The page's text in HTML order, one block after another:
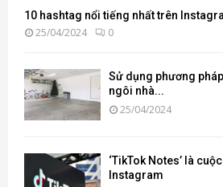
10 hashtag nổi tiếng nhất trên
25/04/2024 0
Sử dụng phương
ngôi nhà...
25/04/2024
‘TikTok Notes’ là
Instagram